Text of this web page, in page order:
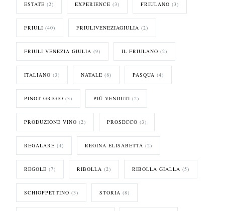
ESTATE (2) EXPERIENCE (3) FRIULANO (3)
FRIULI (40) FRIULIVENEZIAGIULIA (2)
FRIULI VENEZIA GIULIA (9) IL FRIULANO (2)
ITALIANO (3) NATALE (8) PASQUA (4)
PINOT GRIGIO (3) PIÙ VENDUTI (2)
PRODUZIONE VINO (2) PROSECCO (3)
REGALARE (4) REGINA ELISABETTA (2)
REGOLE (7) RIBOLLA (2) RIBOLLA GIALLA (5)
SCHIOPPETTINO (3) STORIA (8)